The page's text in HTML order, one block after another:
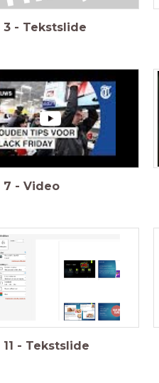
3 - Tekstslide
7 - Video
11 - Tekstslide